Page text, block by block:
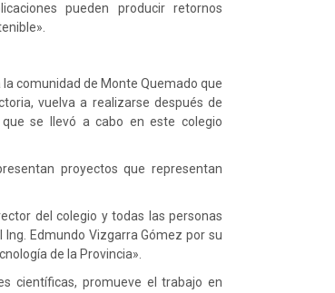
pueden producir retornos
comunidad de Monte Quemado que
vuelva a realizarse después de
se llevó a cabo en este colegio
proyectos que representan
del colegio y todas las personas
Edmundo Vizgarra Gómez por su
de la Provincia».
científicas, promueve el trabajo en